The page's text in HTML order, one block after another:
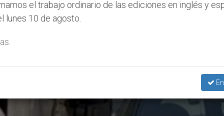
el trabajo ordinario de las ediciones en inglés y
lunes 10 de agosto.